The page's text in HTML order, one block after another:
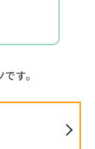
す。